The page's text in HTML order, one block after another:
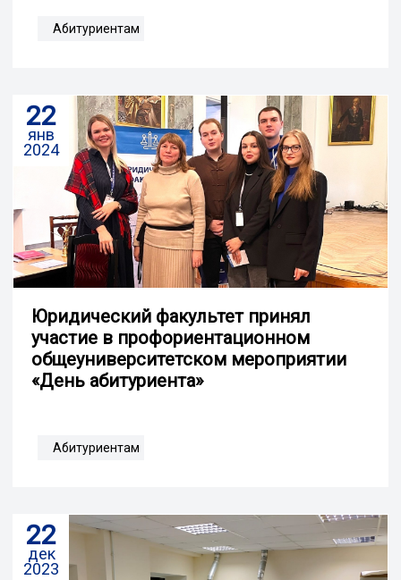
Абитуриентам
22
янв
2024
Юридический факультет принял
участие в профориентационном
общеуниверситетском мероприятии
«День абитуриента»
Абитуриентам
22
дек
2023